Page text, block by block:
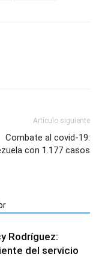
Artículo siguiente
Combate al covid-19:
con 1.177 casos
Rodríguez:
del servicio